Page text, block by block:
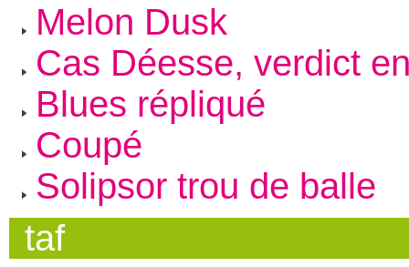
Melon Dusk
Cas Déesse, verdict
Blues répliqué
Coupé
Solipsor trou de balle
taf